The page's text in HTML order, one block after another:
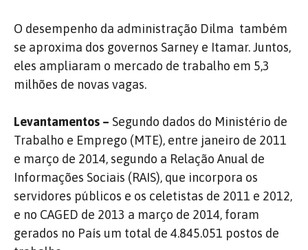
O desempenho da administração Dilma também
se aproxima dos governos Sarney e Itamar. Juntos,
eles ampliaram o mercado de trabalho em 5,3
milhões de novas vagas.
Levantamentos – Segundo dados do Ministério de
Trabalho e Emprego (MTE), entre janeiro de 2011
e março de 2014, segundo a Relação Anual de
Informações Sociais (RAIS), que incorpora os
servidores públicos e os celetistas de 2011 e 2012,
e no CAGED de 2013 a março de 2014, foram
gerados no País um total de 4.845.051 postos de